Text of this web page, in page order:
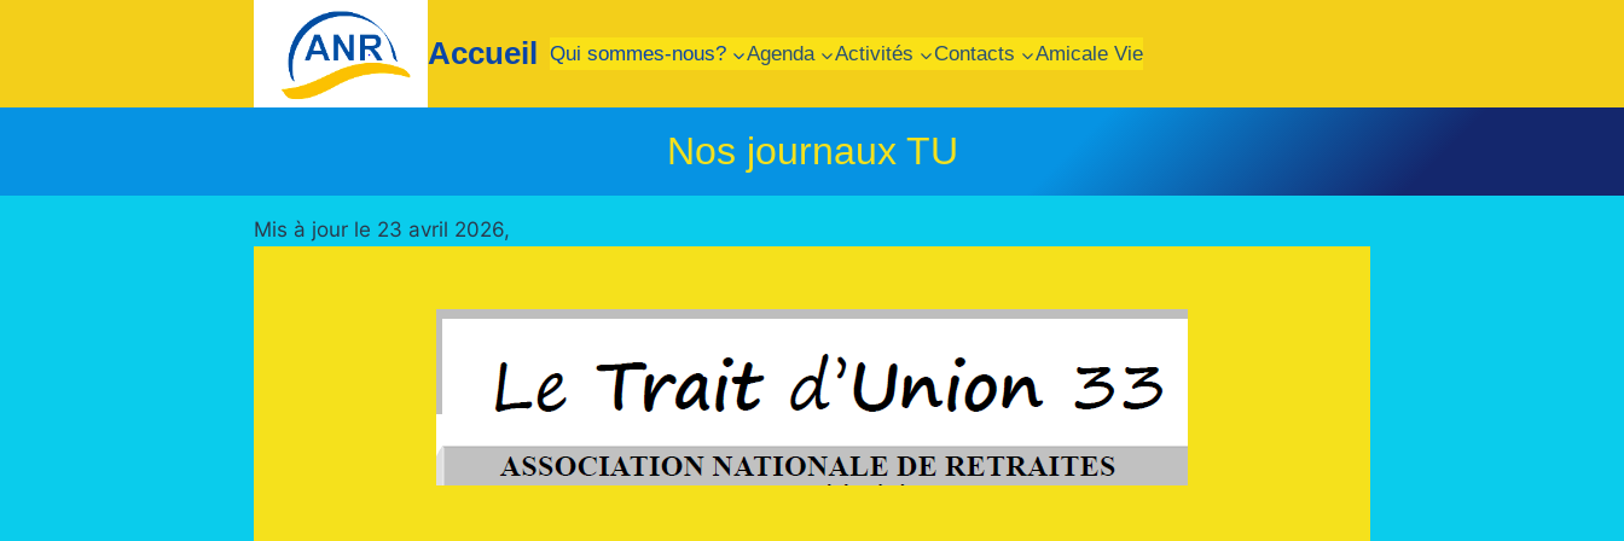
Accueil Qui sommes-nous? Agenda Activités Contacts Amicale Vie
Nos journaux TU
Mis à jour le 23 avril 2026,